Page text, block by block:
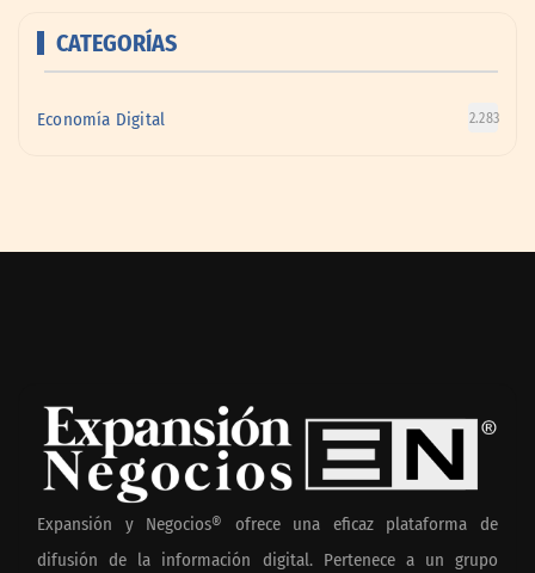
CATEGORÍAS
Economía Digital 2.283
Expansión y Negocios® ofrece una eficaz plataforma de
difusión de la información digital. Pertenece a un grupo